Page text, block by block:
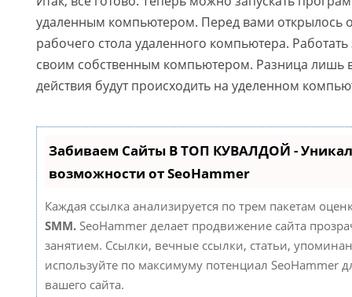
удаленным компьютером. Перед вами открылось
рабочего стола удаленного компьютера.
своим собственным компьютером. Разница лишь
действия будут происходить на уделенном
Забиваем Сайты В ТОП КУВАЛДОЙ -
возможности от SeoHammer
Каждая ссылка анализируется по трем пакетам
SMM.SeoHammer делает продвижение сайта
занятием. Ссылки, вечные ссылки, статьи,
используйте по максимуму потенциал SeoHammer
вашего сайта.